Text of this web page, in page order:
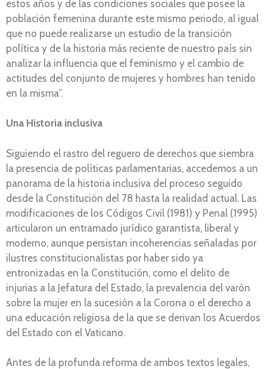
estos años y de las condiciones sociales que posee la
población femenina durante este mismo periodo, al igual
que no puede realizarse un estudio de la transición
política y de la historia más reciente de nuestro país sin
analizar la influencia que el feminismo y el cambio de
actitudes del conjunto de mujeres y hombres han tenido
en la misma”.
Una Historia inclusiva
Siguiendo el rastro del reguero de derechos que siembra
la presencia de políticas parlamentarias, accedemos a un
panorama de la historia inclusiva del proceso seguido
desde la Constitución del 78 hasta la realidad actual. Las
modificaciones de los Códigos Civil (1981) y Penal (1995)
articularon un entramado jurídico garantista, liberal y
moderno, aunque persistan incoherencias señaladas por
ilustres constitucionalistas por haber sido ya
entronizadas en la Constitución, como el delito de
injurias a la Jefatura del Estado, la prevalencia del varón
sobre la mujer en la sucesión a la Corona o el derecho a
una educación religiosa de la que se derivan los Acuerdos
del Estado con el Vaticano.
Antes de la profunda reforma de ambos textos legales,